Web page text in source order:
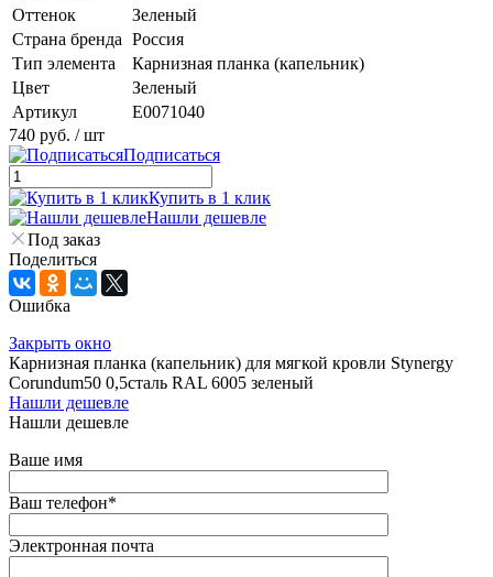
Оттенок
Зеленый
Страна бренда Россия
Тип элемента
Карнизная планка (капельник)
Цвет
Зеленый
Артикул
E0071040
740 руб. / шт
Подписаться
Купить в 1 клик
Нашли дешевле
Под заказ
Поделиться
Ошибка
Закрыть окно
Карнизная планка (капельник) для мягкой кровли Stynergy
Corundum50 0,5сталь RAL 6005 зеленый
Нашли дешевле
Нашли дешевле
Ваше имя
Ваш телефон*
Электронная почта